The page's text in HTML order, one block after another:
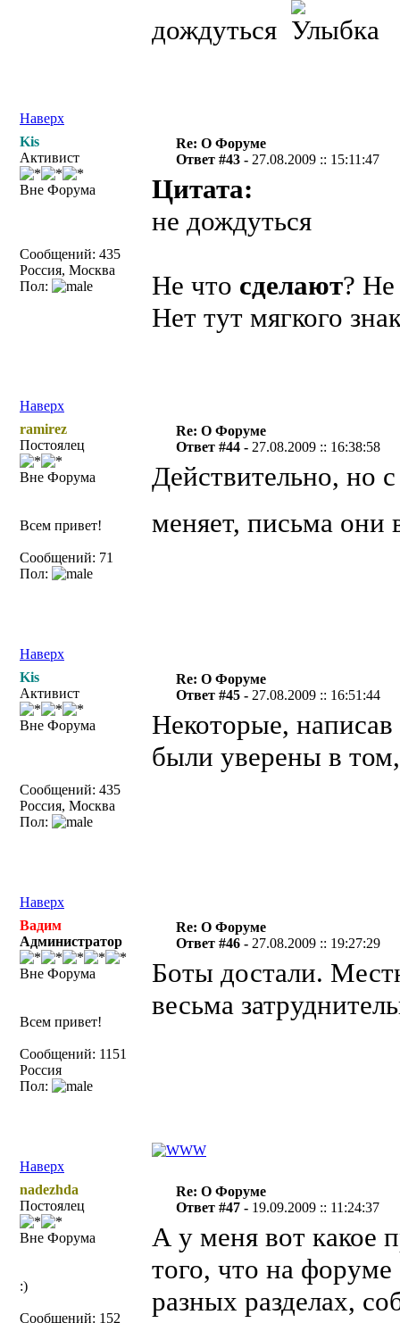
дождуться
Наверх
Kis
Активист
Вне Форума
Сообщений: 435
Россия, Москва
Пол:
Re: О Форуме
Ответ #43 - 27.08.2009 :: 15:11:47
Цитата:
не дождуться
Не что сделают?
Нет тут мягкого
Наверх
ramirez
Постоялец
Вне Форума
Всем привет!
Сообщений: 71
Пол:
Re: О Форуме
Ответ #44 - 27.08.2009 :: 16:38:58
Действительно, но
меняет, письма они
Наверх
Kis
Активист
Вне Форума
Сообщений: 435
Россия, Москва
Пол:
Re: О Форуме
Ответ #45 - 27.08.2009 :: 16:51:44
Некоторые,
были уверены в
Наверх
Вадим
Администратор
Вне Форума
Всем привет!
Сообщений: 1151
Россия
Пол:
Re: О Форуме
Ответ #46 - 27.08.2009 :: 19:27:29
Боты достали.
весьма
Наверх
nadezhda
Постоялец
Вне Форума
:)
Сообщений: 152
Re: О Форуме
Ответ #47 - 19.09.2009 :: 11:24:37
А у меня вот какое
того, что на
разных разделах,